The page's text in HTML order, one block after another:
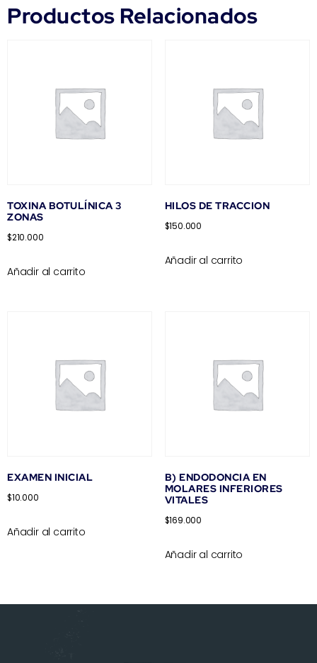
Productos Relacionados
TOXINA BOTULÍNICA 3
ZONAS
$210.000
Añadir al carrito
HILOS DE TRACCION
$150.000
Añadir al carrito
EXAMEN INICIAL
$10.000
Añadir al carrito
B) ENDODONCIA EN
MOLARES INFERIORES
VITALES
$169.000
Añadir al carrito